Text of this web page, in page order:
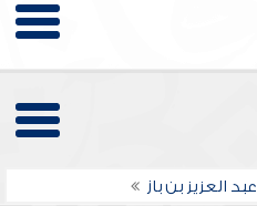
عبد العزيز بن باز